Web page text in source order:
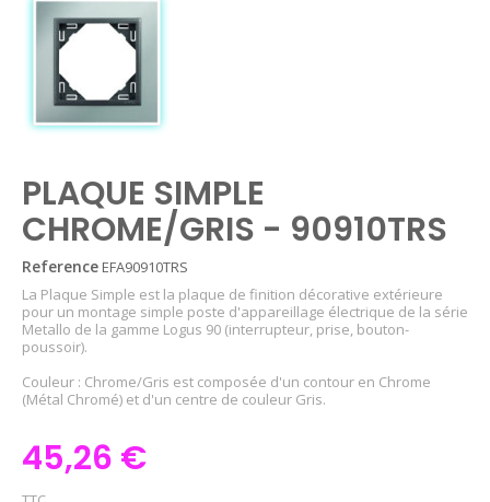
PLAQUE SIMPLE
CHROME/GRIS - 90910TRS
Reference EFA90910TRS
La Plaque Simple est la plaque de finition décorative extérieure
pour un montage simple poste d'appareillage électrique de la série
Metallo de la gamme Logus 90 (interrupteur, prise, bouton-
poussoir).
Couleur : Chrome/Gris est composée d'un contour en Chrome
(Métal Chromé) et d'un centre de couleur Gris.
45,26 €